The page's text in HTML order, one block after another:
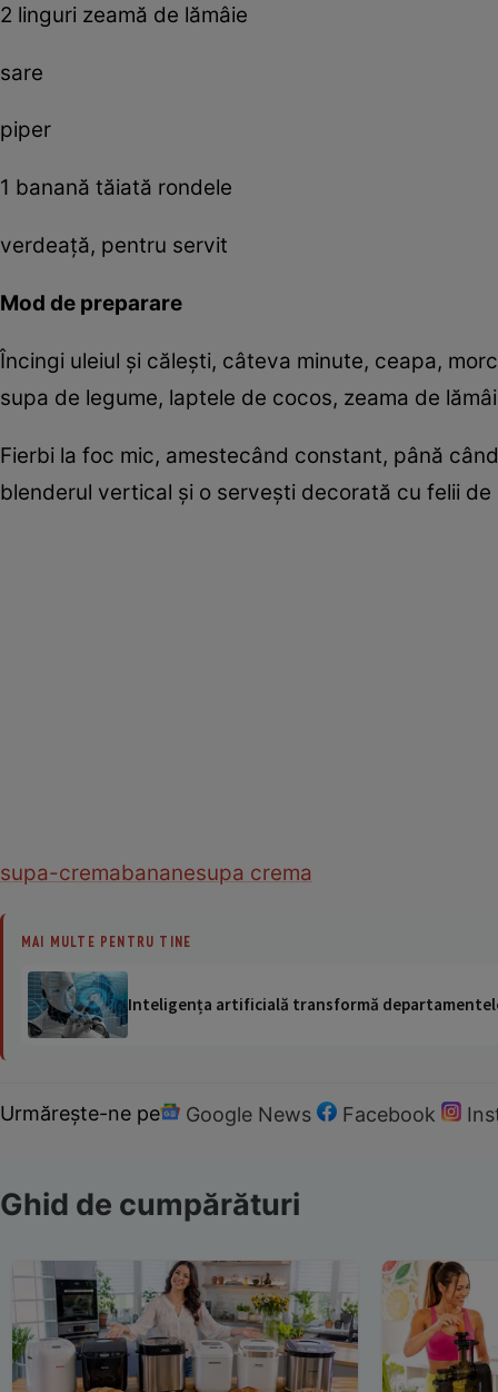
2 linguri zeamă de lămâie
sare
piper
1 banană tăiată rondele
verdeață, pentru servit
Mod de preparare
Încingi uleiul și călești, câteva minute, ceapa,
supa de legume, laptele de cocos, zeama de
Fierbi la foc mic, amestecând constant, până
blenderul vertical și o servești decorată cu felii
supa-cremabananesupa crema
MAI MULTE PENTRU TINE
Inteligența artificială transformă
Urmărește-ne pe Google News Facebook
Ghid de cumpărături